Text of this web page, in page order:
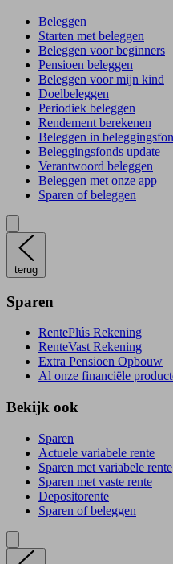
Beleggen
Starten met beleggen
Beleggen voor beginners
Pensioen beleggen
Beleggen voor mijn kind
Doelbeleggen
Periodiek beleggen
Rendement berekenen
Beleggen in
Beleggingsfonds update
Verantwoord beleggen
Beleggen met onze app
Sparen of beleggen
terug
Sparen
RentePlús Rekening
RenteVast Rekening
Extra Pensioen Opbouw
Al onze financiële
Bekijk ook
Sparen
Actuele variabele rente
Sparen met variabele rente
Sparen met vaste rente
Depositorente
Sparen of beleggen